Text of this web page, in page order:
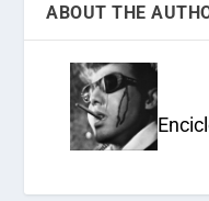
ABOUT THE